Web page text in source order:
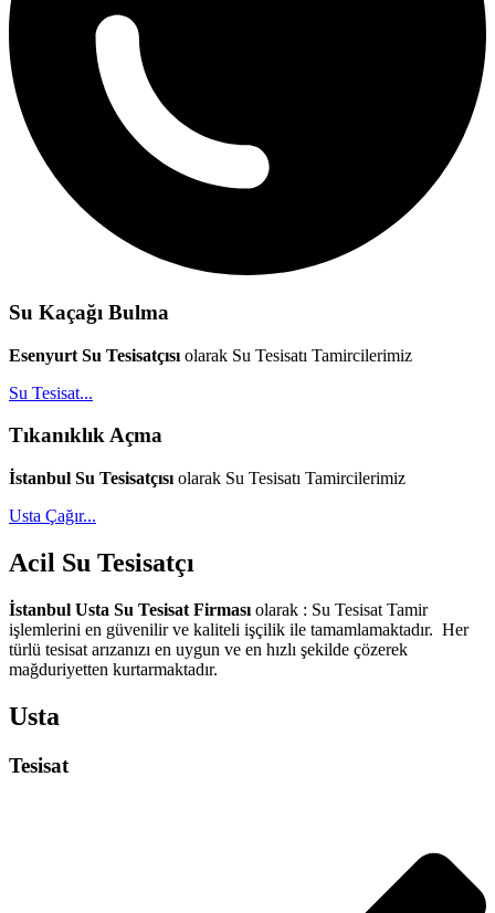
Su Kaçağı Bulma
Esenyurt Su Tesisatçısı olarak Su Tesisatı Tamircilerimiz
Su Tesisat...
Tıkanıklık Açma
İstanbul Su Tesisatçısı olarak Su Tesisatı Tamircilerimiz
Usta Çağır...
Acil Su Tesisatçı
İstanbul Usta Su Tesisat Firması olarak : Su Tesisat Tamir
işlemlerini en güvenilir ve kaliteli işçilik ile tamamlamaktadır. Her
türlü tesisat arızanızı en uygun ve en hızlı şekilde çözerek
mağduriyetten kurtarmaktadır.
Usta
Tesisat